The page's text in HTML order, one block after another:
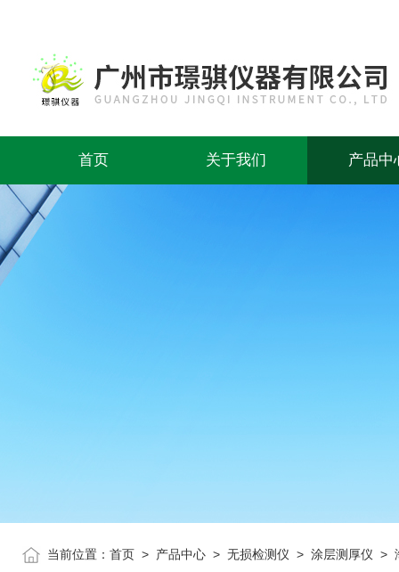
首页 关于我们 产品中
当前位置： 首页 > 产品中心 > 无损检测仪 > 涂层测厚仪 >